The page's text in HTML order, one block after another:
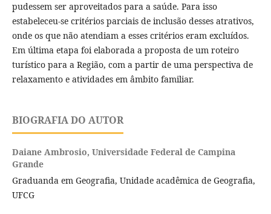
pudessem ser aproveitados para a saúde. Para isso
estabeleceu-se critérios parciais de inclusão desses atrativos,
onde os que não atendiam a esses critérios eram excluídos.
Em última etapa foi elaborada a proposta de um roteiro
turístico para a Região, com a partir de uma perspectiva de
relaxamento e atividades em âmbito familiar.
BIOGRAFIA DO AUTOR
Daiane Ambrosio, Universidade Federal de Campina
Grande
Graduanda em Geografia, Unidade acadêmica de Geografia,
UFCG